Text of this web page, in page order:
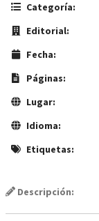
Categoría:
Editorial:
Fecha:
Páginas:
Lugar:
Idioma:
Etiquetas:
Descripción: